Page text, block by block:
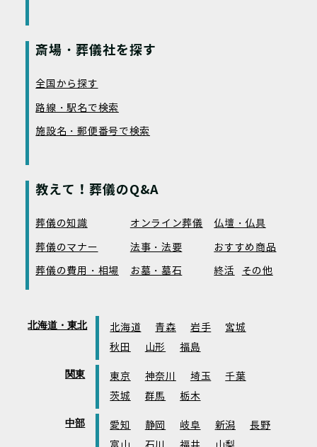
斎場・葬儀社を探す
全国から探す
路線・駅名で検索
施設名・郵便番号で検索
教えて！葬儀のQ&A
葬儀の知識 オンライン葬儀
仏壇・仏具
葬儀のマナー
法事・法要
おすすめ商品
葬儀の費用・相場
お墓・墓石 終活 その他
北海道・東北 北海道 青森 岩手
宮城
秋田
山形 福島
関東 東京 神奈川 埼玉
千葉
茨城
群馬 栃木
中部 愛知 静岡 岐阜 新潟
長野